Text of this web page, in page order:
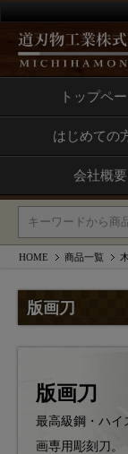
トップペ
はじめての
会社概要
HOME 商品一覧
版画刀
版画刀
最高級鋼・ハイ
画専用彫刻刀。